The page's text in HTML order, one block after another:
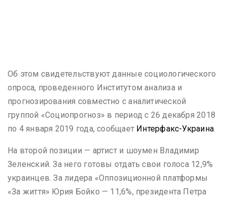
Об этом свидетельствуют данные социологического
опроса, проведенного Институтом анализа и
прогнозирования совместно с аналитической
группой «Социопрогноз» в период с 26 декабря 2018
по 4 января 2019 года, сообщает Интерфакс-Украина.
На второй позиции — артист и шоумен Владимир
Зеленский. За него готовы отдать свои голоса 12,9%
украинцев. За лидера «Оппозиционной платформы
«За життя» Юрия Бойко — 11,6%, президента Петра